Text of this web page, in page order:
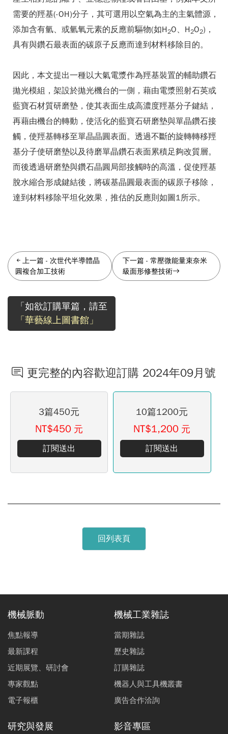
需要的羥基(-OH)分子，其可選用以空氣為主的主氣體源，
添加含有氫、或氫氧元素的反應前驅物(如H2O、H2O2)，
具有與鑽石最表面的碳原子反應而達到材料移除目的。
因此，本文提出一種以大氣電漿作為羥基裝置的輔助鑽石
拋光模組，架設於拋光機台的一側，藉由電漿照射石英或
藍寶石材質研磨墊，使其表面生成高濃度羥基分子鍵結，
再藉由機台的轉動，使活化的藍寶石研磨墊與單晶鑽石接
觸，使羥基轉移至單晶晶圓表面。透過不斷的旋轉轉移羥
基分子使研磨墊以及待磨單晶鑽石表面累積足夠改質層。
而後透過研磨墊與鑽石晶圓局部接觸時的高溫，促使羥基
脫水縮合形成鍵結後，將碳基晶圓最表面的碳原子移除，
達到材料移除平坦化效果，推估的反應則如圖1所示。
上一篇 - 次世代半導體晶
圓複合加工技術
下一篇- 常壓微能量束奈米
級面形修整技術
「如欲訂購單篇，請至
「華藝線上圖書館」
更完整的內容歡迎訂購 2024年09月號
3篇450元
NT$450 元
訂閱送出
10篇1200元
NT$1,200 元
訂閱送出
回列表頁
機械脈動
焦點報導
最新課程
近期展覽、研討會
專家觀點
電子報櫃
機械工業雜誌
當期雜誌
歷史雜誌
訂購雜誌
機器人與工具機叢書
廣告合作洽詢
研究與發展 影音專區